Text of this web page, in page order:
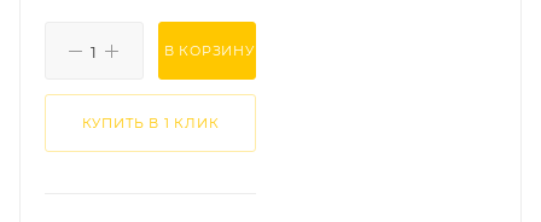
В КОРЗИНУ
КУПИТЬ В 1 КЛИК